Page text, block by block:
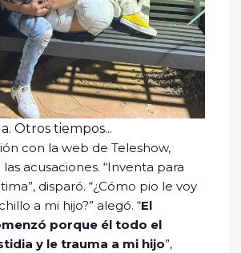
Otros tiempos...
con la web de Teleshow,
acusaciones. “Inventa para
disparó. “¿Cómo pio le voy
a mi hijo?” alegó. “El
porque él todo el
y le trauma a mi hijo”,